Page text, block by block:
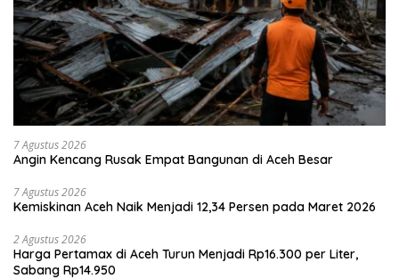
7 Agustus 2026
Angin Kencang Rusak Empat Bangunan di Aceh Besar
7 Agustus 2026
Kemiskinan Aceh Naik Menjadi 12,34 Persen pada Maret 2026
2 Agustus 2026
Harga Pertamax di Aceh Turun Menjadi Rp16.300 per Liter,
Sabang Rp14.950